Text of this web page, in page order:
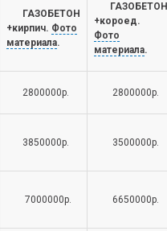
ГАЗОБЕТОН
+кирпич. Фото
материала.
ГАЗОБЕТОН
+короед.
Фото
материала.
2800000р. 2800000р.
3850000р. 3500000р.
7000000р. 6650000р.